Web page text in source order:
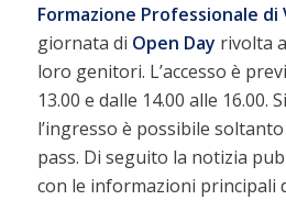
Formazione Professionale di
giornata di Open Day rivolta
loro genitori. L’accesso è
13.00 e dalle 14.00 alle 16.00.
l’ingresso è possibile
pass. Di seguito la notizia
con le informazioni principali